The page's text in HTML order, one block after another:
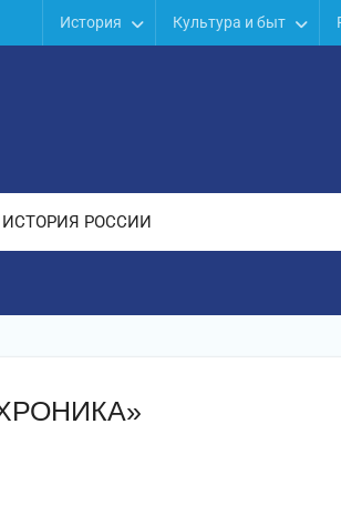
История Культура и быт
РОССИИ